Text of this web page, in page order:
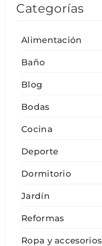
Categorías
Alimentación
Baño
Blog
Bodas
Cocina
Deporte
Dormitorio
Jardín
Reformas
Ropa y accesorios